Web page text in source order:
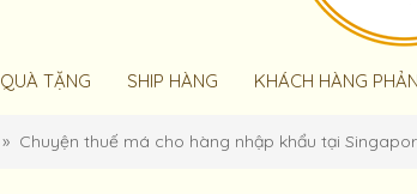
QUÀ TẶNG SHIP HÀNG KHÁCH HÀNG
Chuyện thuế má cho hàng nhập khẩu tại